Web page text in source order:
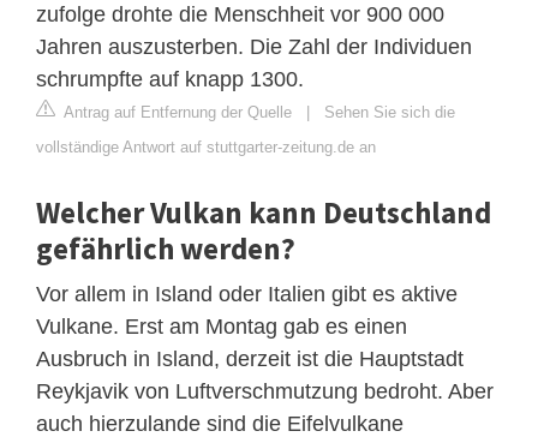
zufolge drohte die Menschheit vor 900 000
Jahren auszusterben. Die Zahl der Individuen
schrumpfte auf knapp 1300.
Antrag auf Entfernung der Quelle | Sehen Sie sich die
vollständige Antwort auf stuttgarter-zeitung.de an
Welcher Vulkan kann Deutschland
gefährlich werden?
Vor allem in Island oder Italien gibt es aktive
Vulkane. Erst am Montag gab es einen
Ausbruch in Island, derzeit ist die Hauptstadt
Reykjavik von Luftverschmutzung bedroht. Aber
auch hierzulande sind die Eifelvulkane